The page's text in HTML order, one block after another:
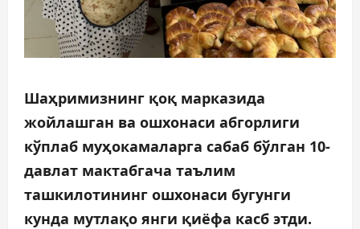
Шаҳримизнинг қоқ марказида
жойлашган ва ошхонаси абгорлиги
кўплаб муҳокамаларга сабаб бўлган 10-
давлат мактабгача таълим
ташкилотининг ошхонаси бугунги
кунда мутлақо янги қиёфа касб этди.